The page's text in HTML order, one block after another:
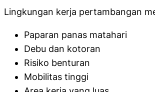
Lingkungan kerja pertambangan
Paparan panas matahari
Debu dan kotoran
Risiko benturan
Mobilitas tinggi